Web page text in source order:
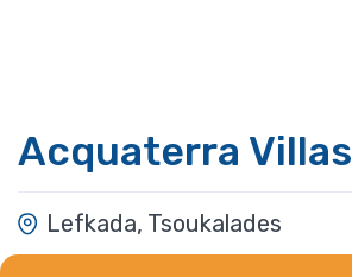
Acquaterra Villas
Lefkada, Tsoukalades